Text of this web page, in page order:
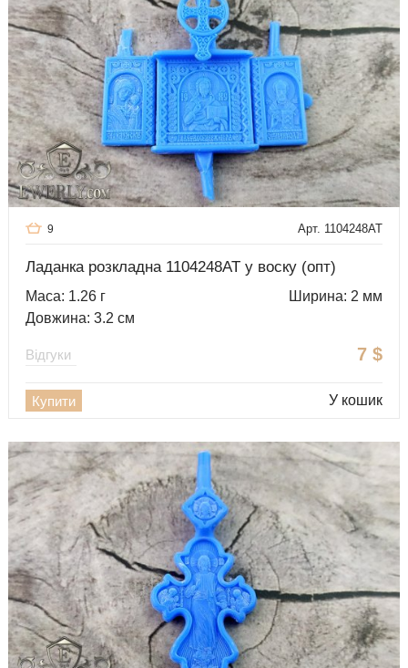
Арт. 1104248AT
9
Ладанка розкладна 1104248AT у воску (опт)
Маса: 1.26 г
Ширина: 2 мм
Довжина: 3.2 см
7 $
Відгуки
Купити У кошик